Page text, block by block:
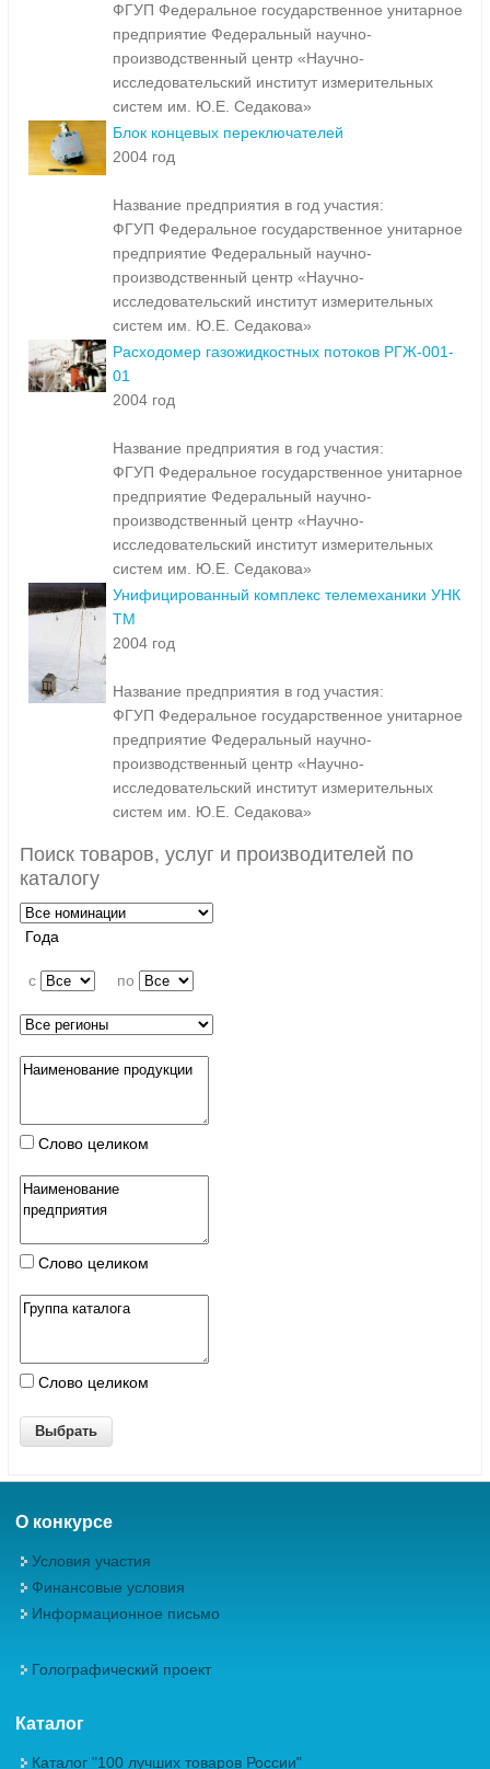
ФГУП Федеральное государственное унитарное
предприятие Федеральный научно-
производственный центр «Научно-
исследовательский институт измерительных
систем им. Ю.Е. Седакова»
Блок концевых переключателей
2004 год
Название предприятия в год участия:
ФГУП Федеральное государственное унитарное
предприятие Федеральный научно-
производственный центр «Научно-
исследовательский институт измерительных
систем им. Ю.Е. Седакова»
Расходомер газожидкостных потоков РГЖ-001-
01
2004 год
Название предприятия в год участия:
ФГУП Федеральное государственное унитарное
предприятие Федеральный научно-
производственный центр «Научно-
исследовательский институт измерительных
систем им. Ю.Е. Седакова»
Унифицированный комплекс телемеханики УНК
ТМ
2004 год
Название предприятия в год участия:
ФГУП Федеральное государственное унитарное
предприятие Федеральный научно-
производственный центр «Научно-
исследовательский институт измерительных
систем им. Ю.Е. Седакова»
Поиск товаров, услуг и производителей по
каталогу
Года
c по
Слово целиком
Слово целиком
Слово целиком
О конкурсе
Условия участия
Финансовые условия
Информационное письмо
Голографический проект
Каталог
Каталог "100 лучших товаров России"